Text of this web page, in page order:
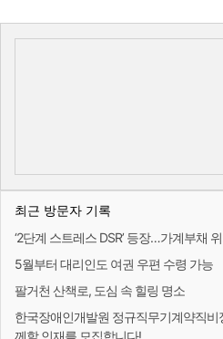
최근 방문자 기록
‘2단계 스트레스 DSR’ 등장…가계부채
5월부터 대리인도 여권 우편 수령 가능
팔거천 산책로, 도심 속 힐링 명소
한국장애인개발원 정규직무기계약직
께할 인재를 모집합니다!